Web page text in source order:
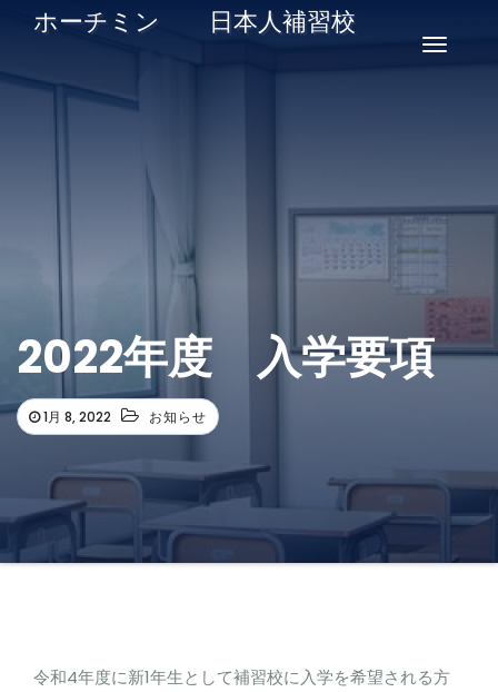
ホーチミン 日本人補習校
ナ
ョ
ン
を
切
り
2022年度 入学要項
1月 8, 2022 お知らせ
令和4年度に新1年生として補習校に入学を希望される方